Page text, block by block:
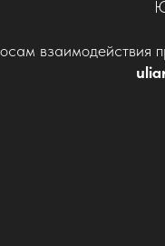
взаимодействия